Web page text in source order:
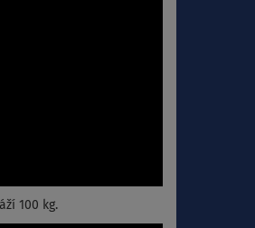
100 kg.